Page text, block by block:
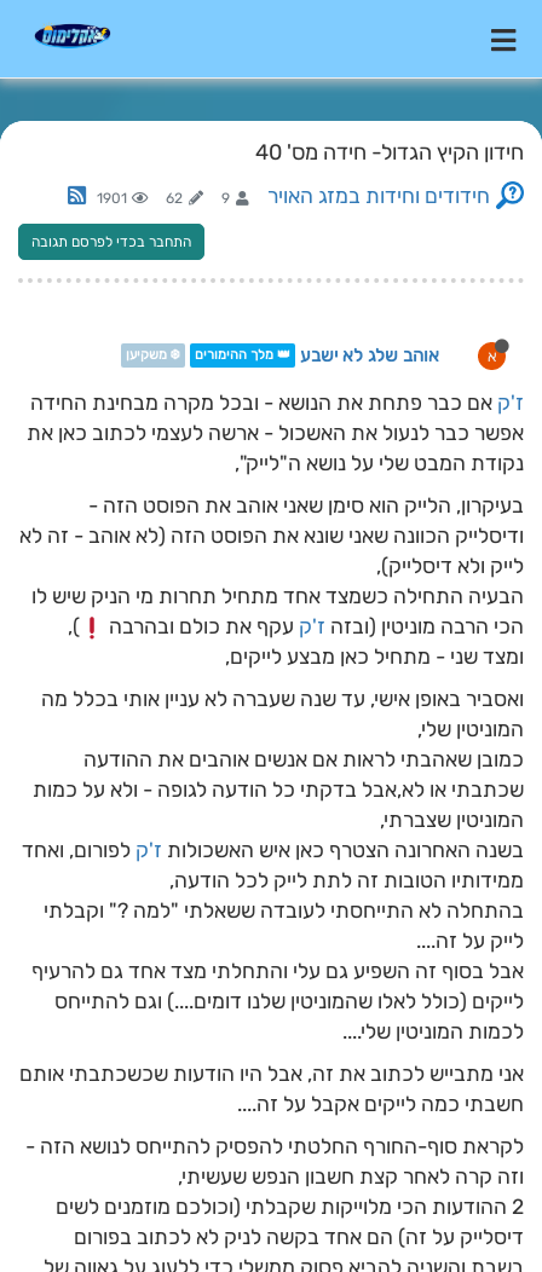
חידון הקיץ הגדול- חידה מס' 40
חידודים וחידות במזג האויר 9
62
1901
התחבר בכדי לפרסם תגובה
א אוהב שלג לא ישבע 👑 מלך ההימורים ❄️ משקיען
ז'ק אם כבר פתחת את הנושא - ובכל מקרה מבחינת החידה
אפשר כבר לנעול את האשכול - ארשה לעצמי לכתוב כאן את
נקודת המבט שלי על נושא ה"לייק",
בעיקרון, הלייק הוא סימן שאני אוהב את הפוסט הזה -
ודיסלייק הכוונה שאני שונא את הפוסט הזה (לא אוהב - זה לא
לייק ולא דיסלייק),
הבעיה התחילה כשמצד אחד מתחיל תחרות מי הניק שיש לו
הכי הרבה מוניטין (ובזה ז'ק עקף את כולם ובהרבה
),
ומצד שני - מתחיל כאן מבצע לייקים,
ואסביר באופן אישי, עד שנה שעברה לא עניין אותי בכלל מה
המוניטין שלי,
כמובן שאהבתי לראות אם אנשים אוהבים את ההודעה
שכתבתי או לא,אבל בדקתי כל הודעה לגופה - ולא על כמות
המוניטין שצברתי,
בשנה האחרונה הצטרף כאן איש האשכולות ז'ק לפורום, ואחד
ממידותיו הטובות זה לתת לייק לכל הודעה,
בהתחלה לא התייחסתי לעובדה ששאלתי "למה ?" וקבלתי
לייק על זה....
אבל בסוף זה השפיע גם עלי והתחלתי מצד אחד גם להרעיף
לייקים (כולל לאלו שהמוניטין שלנו דומים....) וגם להתייחס
לכמות המוניטין שלי....
אני מתבייש לכתוב את זה, אבל היו הודעות שכשכתבתי אותם
חשבתי כמה לייקים אקבל על זה....
לקראת סוף-החורף החלטתי להפסיק להתייחס לנושא הזה -
וזה קרה לאחר קצת חשבון הנפש שעשיתי,
2 ההודעות הכי מלוייקות שקבלתי (וכולכם מוזמנים לשים
דיסלייק על זה) הם אחד בקשה לניק לא לכתוב בפורום
בשבת והשניה להביא פסוק ממשלי כדי ללעוג על גאווה של